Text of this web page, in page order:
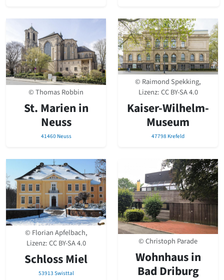
© Thomas Robbin
St­. Marien in
Neuss
41460 Neuss
© Raimond Spekking,
Lizenz:CC BY-SA 4.0
Kaiser-Wilhelm-
Museum
47798 Krefeld
© Florian Apfelbach,
Lizenz:CC BY-SA 4.0
Schloss Miel
53913 Swisttal
© Christoph Parade
Wohnhaus in
Bad Driburg